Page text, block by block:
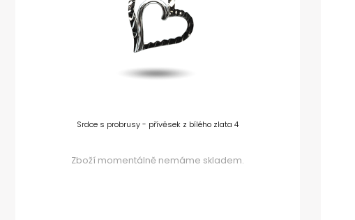
Srdce s probrusy - přívěsek z bílého zlata 4
Zboží momentálně nemáme skladem.